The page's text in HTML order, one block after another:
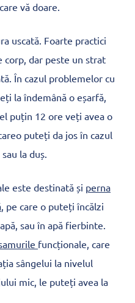
vă doare.
uscată. Foarte practici
corp, dar peste un strat
În cazul problemelor cu
la îndemână o eșarfă,
puțin 12 ore veți avea o
puteți da jos în cazul
la duș.
este destinată și perna
, pe care o puteți încălzi
sau în apă fierbinte.
funcționale, care
sângelui la nivelul
mic, le puteți avea la